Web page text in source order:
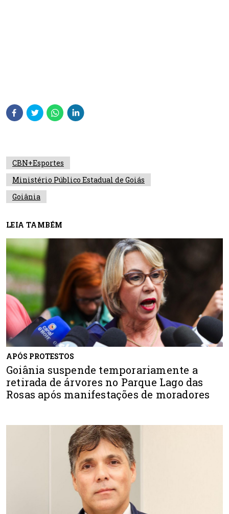
CBN+Esportes
Ministério Público Estadual de Goiás
Goiânia
LEIA TAMBÉM
APÓS PROTESTOS
Goiânia suspende temporariamente a
retirada de árvores no Parque Lago das
Rosas após manifestações de moradores